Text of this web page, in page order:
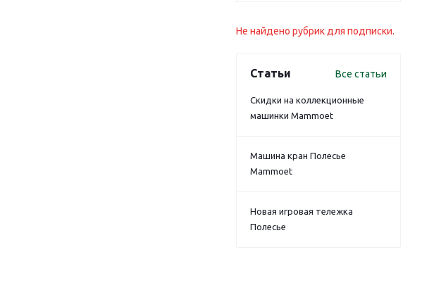
Не найдено рубрик для подписки.
Статьи Все статьи
Скидки на коллекционные
машинки Mammoet
Машина кран Полесье
Mammoet
Новая игровая тележка
Полесье